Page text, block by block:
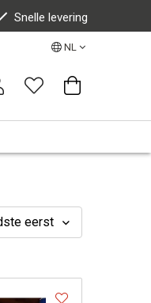
Snelle levering
NL